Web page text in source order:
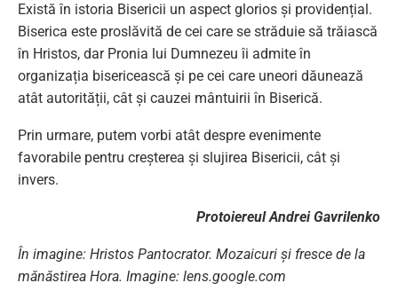
Există în istoria Bisericii un aspect glorios și providențial.
Biserica este proslăvită de cei care se străduie să trăiască
în Hristos, dar Pronia lui Dumnezeu îi admite în
organizația bisericească și pe cei care uneori dăunează
atât autorității, cât și cauzei mântuirii în Biserică.
Prin urmare, putem vorbi atât despre evenimente
favorabile pentru creșterea și slujirea Bisericii, cât și
invers.
Protoiereul Andrei Gavrilenko
În imagine: Hristos Pantocrator. Mozaicuri și fresce de la
mănăstirea Hora. Imagine: lens.google.com